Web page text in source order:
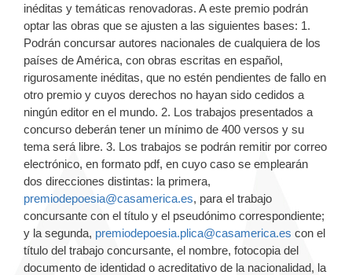
inéditas y temáticas renovadoras. A este premio podrán
optar las obras que se ajusten a las siguientes bases: 1.
Podrán concursar autores nacionales de cualquiera de los
países de América, con obras escritas en español,
rigurosamente inéditas, que no estén pendientes de fallo en
otro premio y cuyos derechos no hayan sido cedidos a
ningún editor en el mundo. 2. Los trabajos presentados a
concurso deberán tener un mínimo de 400 versos y su
tema será libre. 3. Los trabajos se podrán remitir por correo
electrónico, en formato pdf, en cuyo caso se emplearán
dos direcciones distintas: la primera,
premiodepoesia@casamerica.es, para el trabajo
concursante con el título y el pseudónimo correspondiente;
y la segunda, premiodepoesia.plica@casamerica.es con el
título del trabajo concursante, el nombre, fotocopia del
documento de identidad o acreditativo de la nacionalidad, la